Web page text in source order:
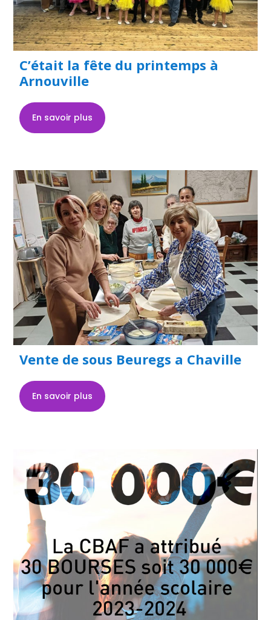
C’était la fête du printemps à
Arnouville
En savoir plus
Vente de sous Beuregs a Chaville
En savoir plus